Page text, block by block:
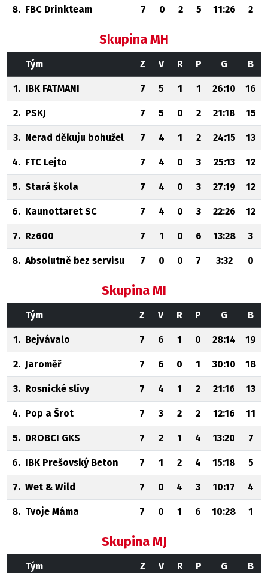
8. FBC Drinkteam 7 0 2 5 11:26 2
Skupina MH
Tým Z V R P G B
1. IBK FATMANI 7 5 1 1 26:10 16
2. PSKJ 7 5 0 2 21:18 15
3. Nerad děkuju bohužel 7 4 1 2 24:15 13
4. FTC Lejto 7 4 0 3 25:13 12
5. Stará škola 7 4 0 3 27:19 12
6. Kaunottaret SC 7 4 0 3 22:26 12
7. Rz600 7 1 0 6 13:28 3
8. Absolutně bez servisu 7 0 0 7 3:32 0
Skupina MI
Tým Z V R P G B
1. Bejvávalo 7 6 1 0 28:14 19
2. Jaroměř 7 6 0 1 30:10 18
3. Rosnické slívy 7 4 1 2 21:16 13
4. Pop a Šrot 7 3 2 2 12:16 11
5. DROBCI GKS 7 2 1 4 13:20 7
6. IBK Prešovský Beton 7 1 2 4 15:18 5
7. Wet & Wild 7 0 4 3 10:17 4
8. Tvoje Máma 7 0 1 6 10:28 1
Skupina MJ
Tým Z V R P G B